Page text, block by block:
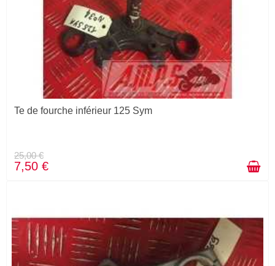
Te de fourche inférieur 125 Sym
25,00 €
7,50 €